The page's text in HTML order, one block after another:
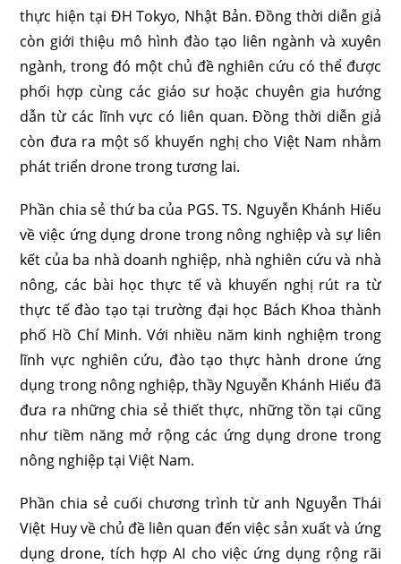
thực hiện tại ĐH Tokyo, Nhật Bản. Đồng thời diễn giả
còn giới thiệu mô hình đào tạo liên ngành và xuyên
ngành, trong đó một chủ đề nghiên cứu có thể được
phối hợp cùng các giáo sư hoặc chuyên gia hướng
dẫn từ các lĩnh vực có liên quan. Đồng thời diễn giả
còn đưa ra một số khuyến nghị cho Việt Nam nhằm
phát triển drone trong tương lai.
Phần chia sẻ thứ ba của PGS. TS. Nguyễn Khánh Hiếu
về việc ứng dụng drone trong nông nghiệp và sự liên
kết của ba nhà doanh nghiệp, nhà nghiên cứu và nhà
nông, các bài học thực tế và khuyến nghị rút ra từ
thực tế đào tạo tại trường đại học Bách Khoa thành
phố Hồ Chí Minh. Với nhiều năm kinh nghiệm trong
lĩnh vực nghiên cứu, đào tạo thực hành drone ứng
dụng trong nông nghiệp, thầy Nguyễn Khánh Hiếu đã
đưa ra những chia sẻ thiết thực, những tồn tại cũng
như tiềm năng mở rộng các ứng dụng drone trong
nông nghiệp tại Việt Nam.
Phần chia sẻ cuối chương trình từ anh Nguyễn Thái
Việt Huy về chủ đề liên quan đến việc sản xuất và ứng
dụng drone, tích hợp AI cho việc ứng dụng rộng rãi